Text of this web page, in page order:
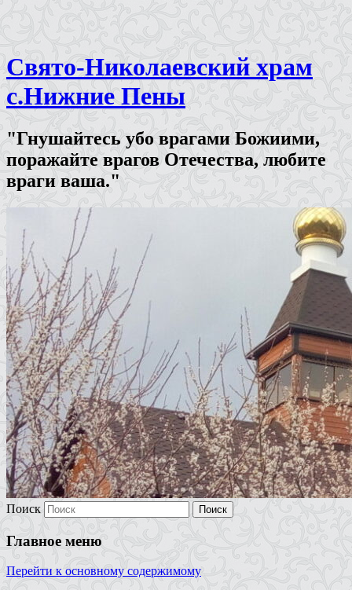
Свято-Николаевский храм
с.Нижние Пены
"Гнушайтесь убо врагами Божиими,
поражайте врагов Отечества, любите
враги ваша."
Поиск
Главное меню
Перейти к основному содержимому